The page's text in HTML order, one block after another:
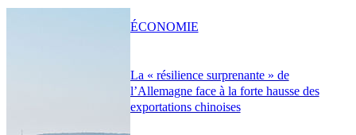
La « résilience surprenante » de
l’Allemagne face à la forte hausse des
exportations chinoises
ÉCONOMIE